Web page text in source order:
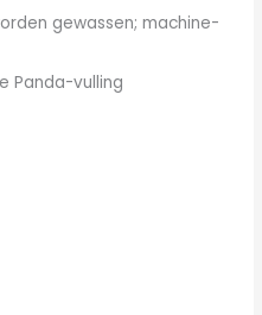
gewassen; machine-
Panda-vulling